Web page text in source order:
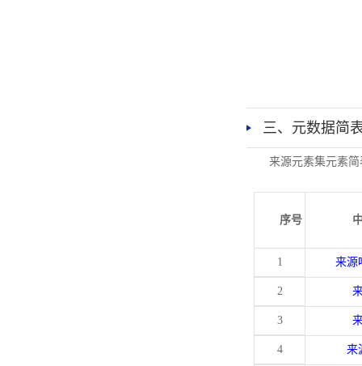
三、元数据简
来源元素集元素简
序号
1 来源
2
3
4 来